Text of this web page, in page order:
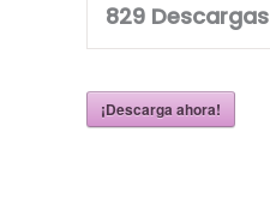
829 Descargas
¡Descarga ahora!